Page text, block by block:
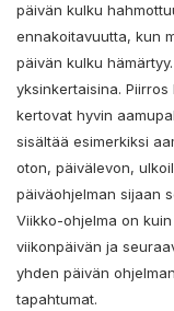
päivän kulku
ennakoitavuutta, kun
päivän kulku
yksinkertaisina.
kertovat hyvin
sisältää esimerkiksi
oton, päivälevon,
päiväohjelman sijaan
Viikko-ohjelma on
viikonpäivän ja
yhden päivän
tapahtumat.